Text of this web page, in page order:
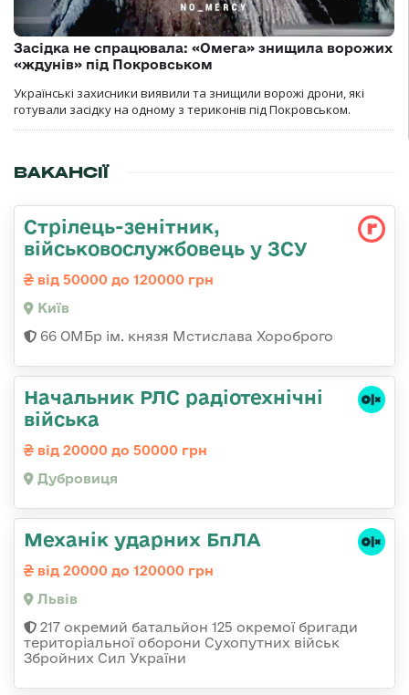
Засідка не спрацювала: «Омега» знищила ворожих
«ждунів» під Покровськом
Українські захисники виявили та знищили ворожі дрони, які
готували засідку на одному з териконів під Покровськом.
ВАКАНСІЇ
Стрілець-зенітник,
військовослужбовець у ЗСУ
від 50000 до 120000 грн
Київ
66 ОМБр ім. князя Мстислава Хороброго
Начальник РЛС радіотехнічні
війська
від 20000 до 50000 грн
Дубровиця
Механік ударних БпЛА
від 20000 до 120000 грн
Львів
217 окремий батальйон 125 окремої бригади
територіальної оборони Сухопутних військ
Збройних Сил України